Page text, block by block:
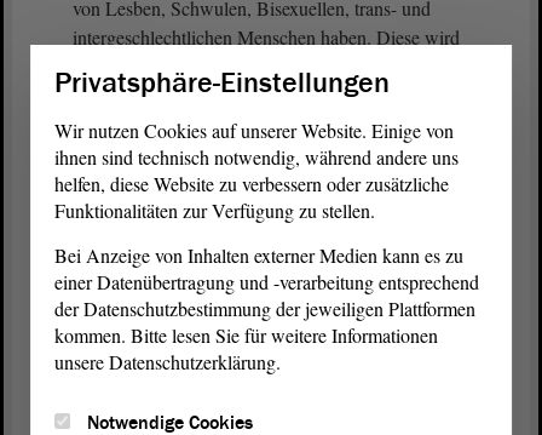
von Lesben, Schwulen, Bisexuellen, trans- und
intergeschlechtlichen Menschen haben. Diese wird
die in jeder Polizeibehörde und auch bei der
Fachhochschule Polizei tätig sind. Diese
Ansprechpartner entfalten sowohl intern als auch
extern Wirkung. So ist es z. B. beim Einsatz sowie
bei der Vor- und Nachbereitung von
die Ansprechperson LSBTTI die polizeilichen
Maßnahmen den Teilnehmern an CSD-
Veranstaltungen aufgrund des bestehenden
Vertrauensverhältnisses transparent darlegen kann
CSD-Teilnehmer erläutern kann.
Privatsphäre-Einstellungen
Wir nutzen Cookies auf unserer Website. Einige von
ihnen sind technisch notwendig, während andere uns
helfen, diese Website zu verbessern oder zusätzliche
Funktionalitäten zur Verfügung zu stellen.
Bei Anzeige von Inhalten externer Medien kann es zu
einer Datenübertragung und -verarbeitung entsprechend
der Datenschutzbestimmung der jeweiligen Plattformen
kommen. Bitte lesen Sie für weitere Informationen
unsere Datenschutzerklärung.
Notwendige Cookies